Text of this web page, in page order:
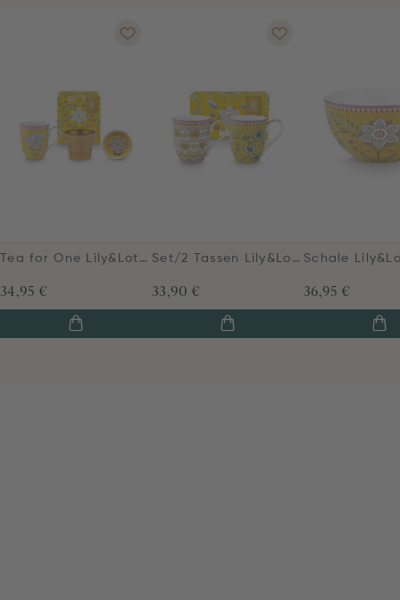
Tea for One Lily&Lotus Gelb 365ml
34,95 €
Set/2 Tassen Lily&Lotus Gelb 450ml
33,90 € 36,95 €